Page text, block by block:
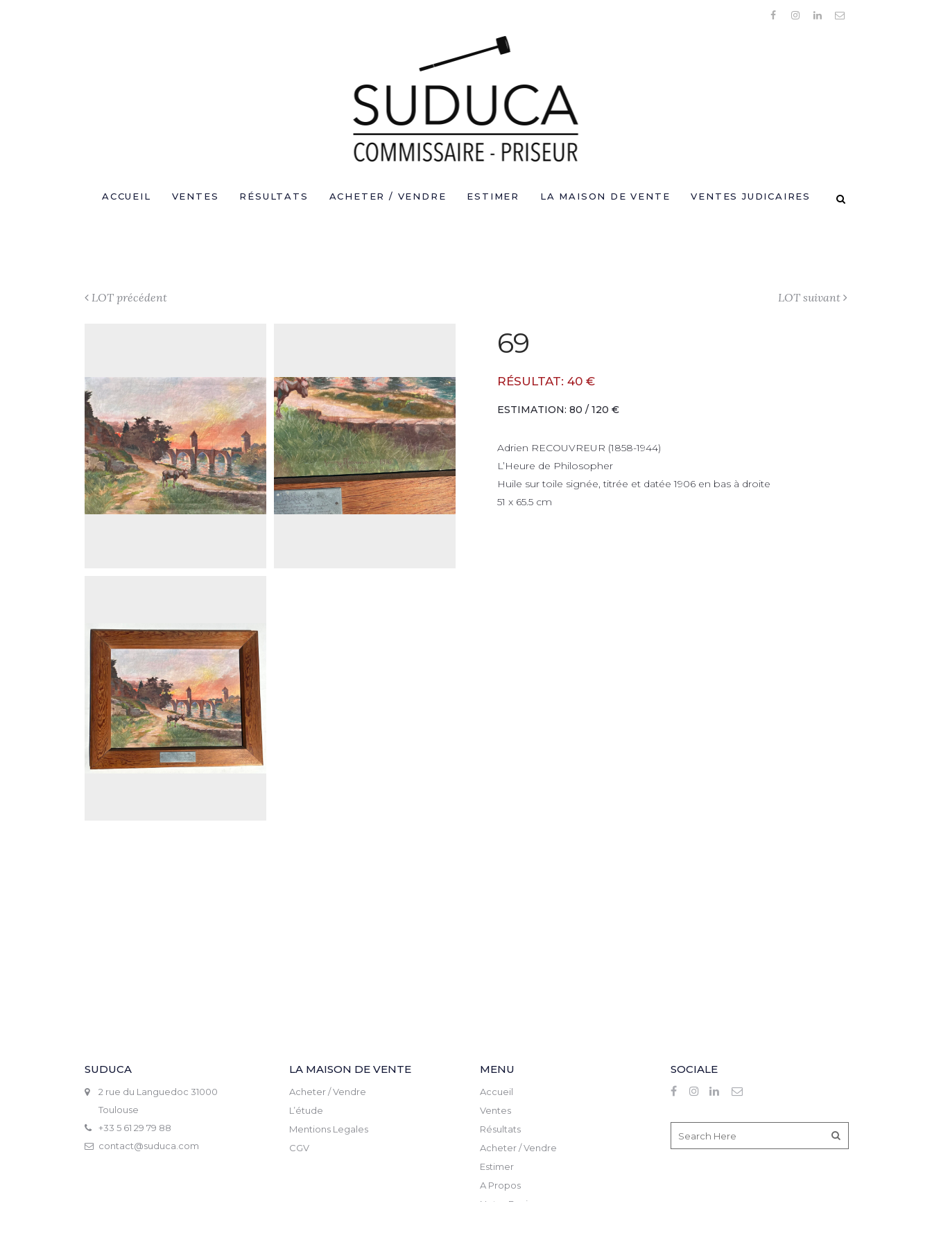
ACCUEIL VENTES RÉSULTATS ACHETER / VENDRE ESTIMER LA MAISON DE VENTE VENTES JUDICAIRES
LOT précédent LOT suivant
69
RÉSULTAT: 40 €
ESTIMATION: 80 / 120 €
Adrien RECOUVREUR (1858-1944)
L’Heure de Philosopher
Huile sur toile signée, titrée et datée 1906 en bas à droite
51 x 65.5 cm
SUDUCA
2 rue du Languedoc 31000
Toulouse
+33 5 61 29 79 88
contact@suduca.com
LA MAISON DE VENTE
Acheter / Vendre
L’étude
Mentions Legales
CGV
MENU
Accueil
Ventes
Résultats
Acheter / Vendre
Estimer
A Propos
Notre Equipe
SOCIALE